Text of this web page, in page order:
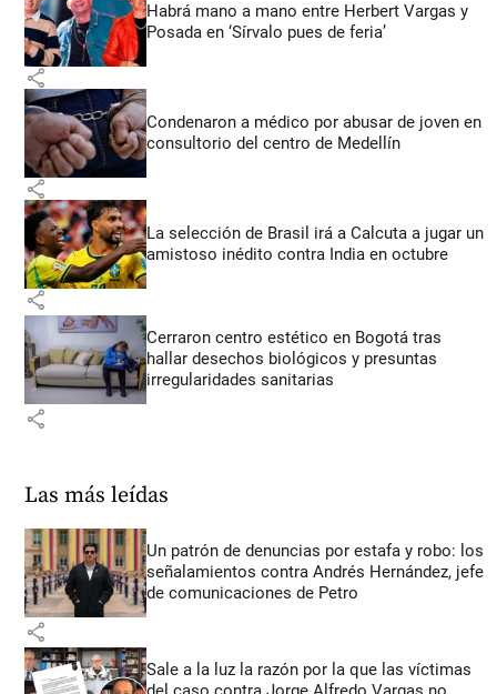
Habrá mano a mano entre Herbert Vargas y
Posada en ‘Sírvalo pues de feria’
share
Condenaron a médico por abusar de joven en
consultorio del centro de Medellín
share
La selección de Brasil irá a Calcuta a jugar un
amistoso inédito contra India en octubre
share
Cerraron centro estético en Bogotá tras
hallar desechos biológicos y presuntas
irregularidades sanitarias
share
Las más leídas
Un patrón de denuncias por estafa y robo: los
señalamientos contra Andrés Hernández, jefe
de comunicaciones de Petro
share
Sale a la luz la razón por la que las víctimas